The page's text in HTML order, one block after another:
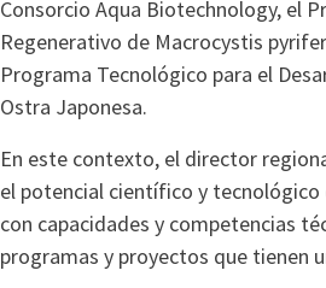
Consorcio Aqua Biotechnology, el
Regenerativo de Macrocystis
Programa Tecnológico para el
Ostra Japonesa.
En este contexto, el director
el potencial científico y
con capacidades y competencias
programas y proyectos que tienen